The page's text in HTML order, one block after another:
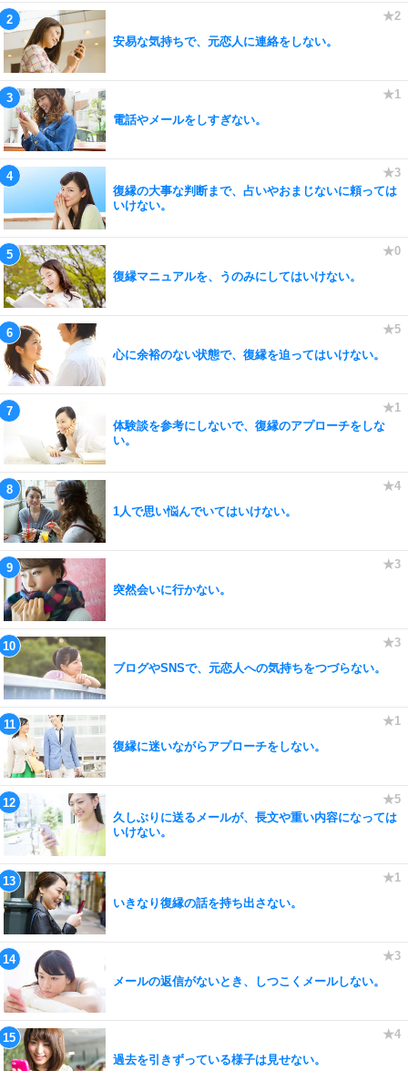
安易な気持ちで、元恋人に連絡をしない。
電話やメールをしすぎない。
復縁の大事な判断まで、占いやおまじないに頼っては
いけない。
復縁マニュアルを、うのみにしてはいけない。
心に余裕のない状態で、復縁を迫ってはいけない。
体験談を参考にしないで、復縁のアプローチをしな
い。
1人で思い悩んでいてはいけない。
突然会いに行かない。
ブログやSNSで、元恋人への気持ちをつづらない。
復縁に迷いながらアプローチをしない。
久しぶりに送るメールが、長文や重い内容になっては
いけない。
いきなり復縁の話を持ち出さない。
メールの返信がないとき、しつこくメールしない。
過去を引きずっている様子は見せない。